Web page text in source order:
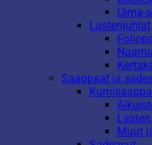
Uima-
Lastenjuhlat
Saappaat ja
Muut